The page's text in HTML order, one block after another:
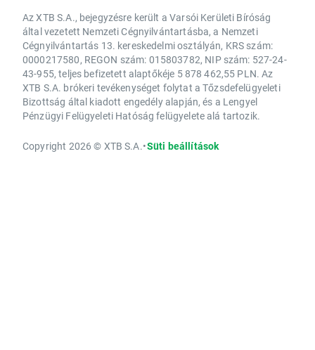
Az XTB S.A., bejegyzésre került a Varsói Kerületi Bíróság
által vezetett Nemzeti Cégnyilvántartásba, a Nemzeti
Cégnyilvántartás 13. kereskedelmi osztályán, KRS szám:
0000217580, REGON szám: 015803782, NIP szám: 527-24-
43-955, teljes befizetett alaptőkéje 5 878 462,55 PLN. Az
XTB S.A. brókeri tevékenységet folytat a Tőzsdefelügyeleti
Bizottság által kiadott engedély alapján, és a Lengyel
Pénzügyi Felügyeleti Hatóság felügyelete alá tartozik.
Copyright 2026 © XTB S.A.•Süti beállítások